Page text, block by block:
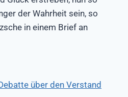
der Wahrheit sein, so
in einem Brief an
über den Verstand